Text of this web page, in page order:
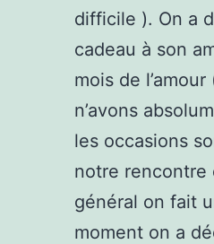
difficile ). On a
cadeau à son
mois de
n’avons
les occasions
notre rencontre
général on fait
moment on a